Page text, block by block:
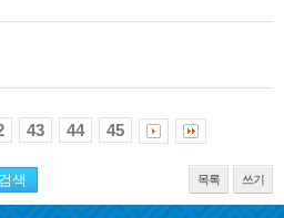
43 44 45
목록 쓰기
주간 추천 프로그램